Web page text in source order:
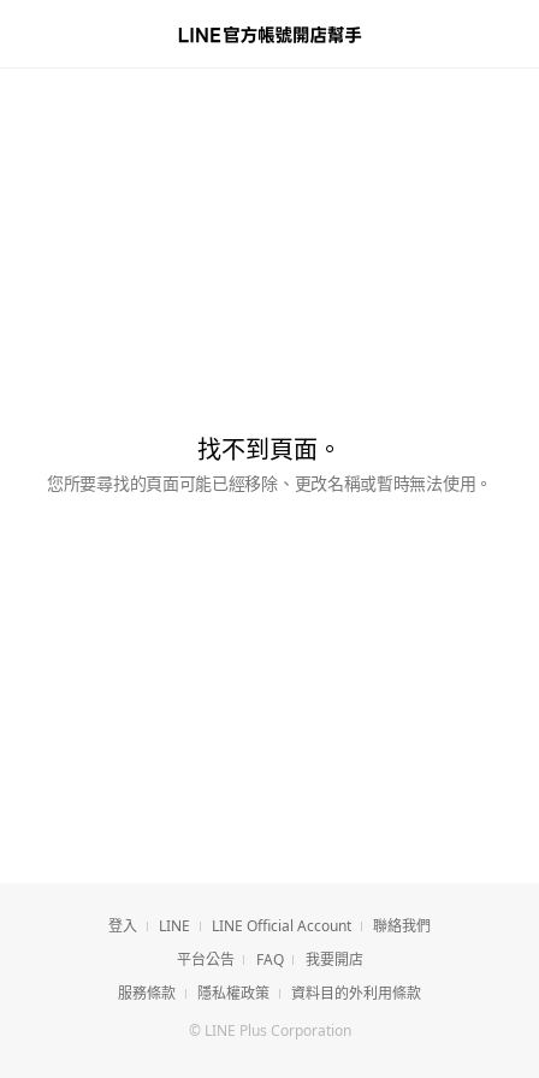
找不到頁面。
您所要尋找的頁面可能已經移除、更改名稱或暫時無法使用。
登入 LINE LINE Official Account
聯絡我們
平台公告
FAQ
我要開店
服務條款
隱私權政策
資料目的外利用條款
© LINE Plus Corporation